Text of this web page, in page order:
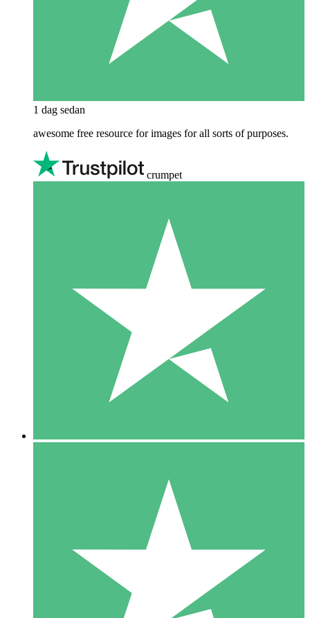
1 dag sedan
awesome free resource for images for all sorts of purposes.
crumpet